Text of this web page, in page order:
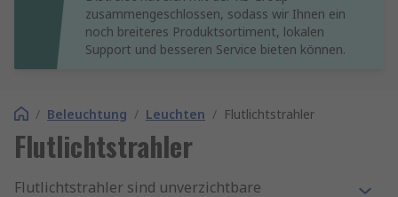
zusammengeschlossen, sodass wir Ihnen ein
noch breiteres Produktsortiment, lokalen
Support und besseren Service bieten können.
/ Beleuchtung / Leuchten / Flutlichtstrahler
Flutlichtstrahler
Flutlichtstrahler sind unverzichtbare